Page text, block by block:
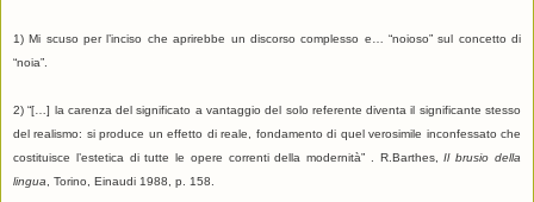
1) Mi scuso per l’inciso che aprirebbe un discorso complesso e… “noioso” sul concetto di
“noia”.
2) “[…] la carenza del significato a vantaggio del solo referente diventa il significante stesso
del realismo: si produce un effetto di reale, fondamento di quel verosimile inconfessato che
costituisce l’estetica di tutte le opere correnti della modernità” . R.Barthes,Il brusio della
lingua , Torino, Einaudi 1988, p. 158.